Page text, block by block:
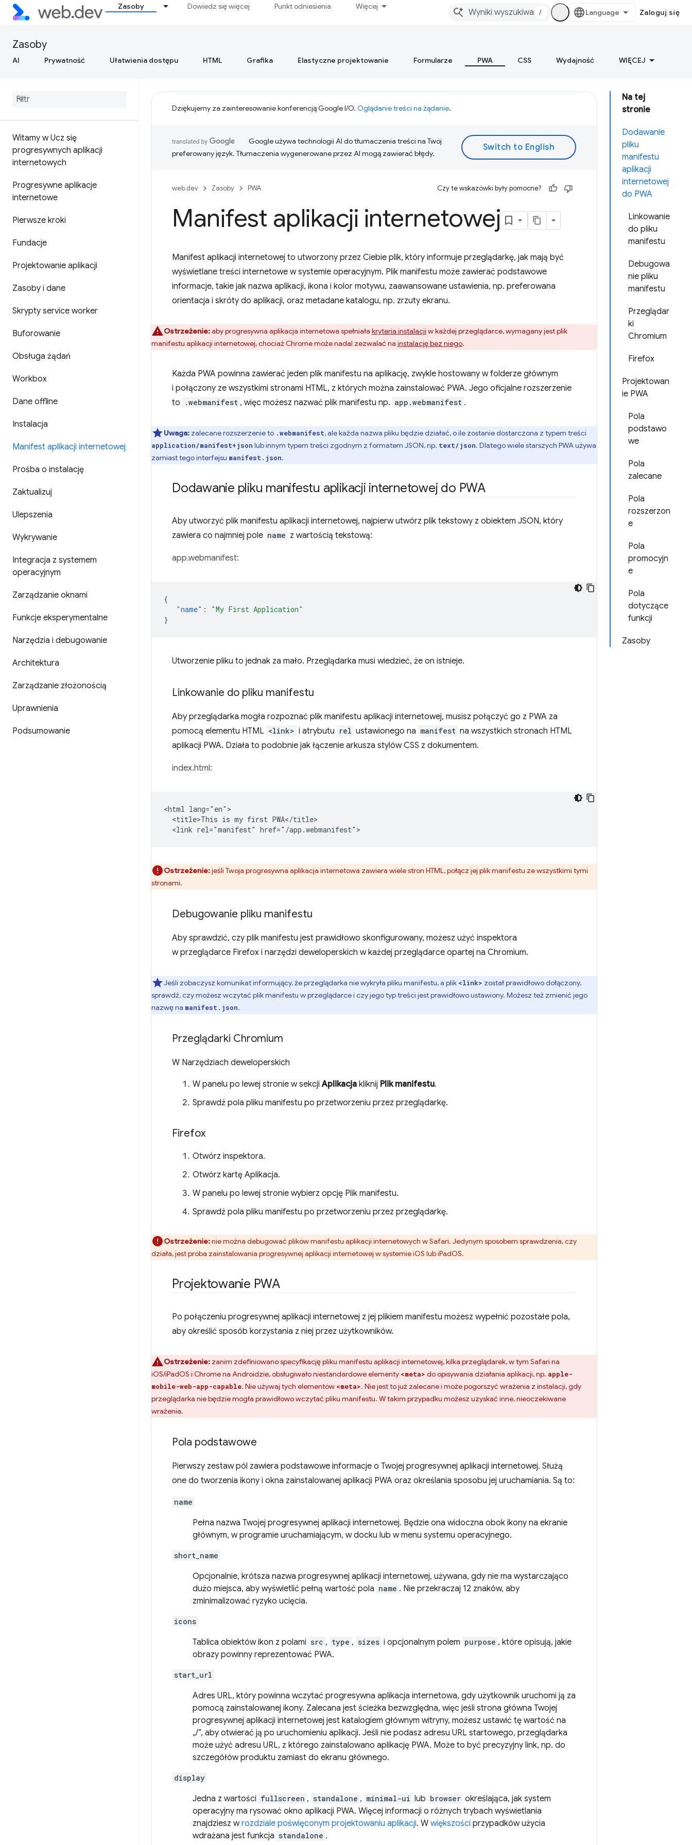
Zasoby Dowiedz się więcej Punkt odniesienia Więcej
/ Zaloguj się
Zasoby
AI Prywatność Ułatwienia dostępu HTML Grafika Elastyczne projektowanie Formularze PWA CSS Wydajność WIĘCEJ
Witamy w Ucz się
progresywnych aplikacji
internetowych
Progresywne aplikacje
internetowe
Pierwsze kroki
Fundacje
Projektowanie aplikacji
Zasoby i dane
Skrypty service worker
Buforowanie
Obsługa żądań
Workbox
Dane offline
Instalacja
Manifest aplikacji internetowej
Prośba o instalację
Zaktualizuj
Ulepszenia
Wykrywanie
Integracja z systemem
operacyjnym
Zarządzanie oknami
Funkcje eksperymentalne
Narzędzia i debugowanie
Architektura
Zarządzanie złożonością
Uprawnienia
Podsumowanie
Na tej
stronie
Dodawanie
pliku
manifestu
aplikacji
internetowej
do PWA
Linkowanie
do pliku
manifestu
Debugowa
nie pliku
manifestu
Przeglądar
ki
Chromium
Firefox
Projektowan
ie PWA
Pola
podstawo
we
Pola
zalecane
Pola
rozszerzon
e
Pola
promocyjn
e
Pola
dotyczące
funkcji
Zasoby
Dziękujemy za zainteresowanie konferencją Google I/O. Oglądanie treści na żądanie.
Google używa technologii AI do tłumaczenia treści na Twój
preferowany język. Tłumaczenia wygenerowane przez AI mogą zawierać błędy.
web.dev Zasoby PWA Czy te wskazówki były pomocne?
Manifest aplikacji internetowej
Manifest aplikacji internetowej to utworzony przez Ciebie plik, który informuje przeglądarkę, jak mają być
wyświetlane treści internetowe w systemie operacyjnym. Plik manifestu może zawierać podstawowe
informacje, takie jak nazwa aplikacji, ikona i kolor motywu, zaawansowane ustawienia, np. preferowana
orientacja i skróty do aplikacji, oraz metadane katalogu, np. zrzuty ekranu.
Ostrzeżenie:aby progresywna aplikacja internetowa spełniała kryteria instalacji w każdej przeglądarce, wymagany jest plik
manifestu aplikacji internetowej, chociaż Chrome może nadal zezwalać na instalację bez niego.
Każda PWA powinna zawierać jeden plik manifestu na aplikację, zwykle hostowany w folderze głównym
i połączony ze wszystkimi stronami HTML, z których można zainstalować PWA. Jego oficjalne rozszerzenie
to
.webmanifest , więc możesz nazwać plik manifestu np. app.webmanifest .
Uwaga: zalecane rozszerzenie to .webmanifest, ale każda nazwa pliku będzie działać, o ile zostanie dostarczona z typem treści
application/manifest+json lub innym typem treści zgodnym z formatem JSON, np. text/json. Dlatego wiele starszych PWA używa
zamiast tego interfejsu manifest.json.
Dodawanie pliku manifestu aplikacji internetowej do PWA
Aby utworzyć plik manifestu aplikacji internetowej, najpierw utwórz plik tekstowy z obiektem JSON, który
zawiera co najmniej pole name z wartością tekstową:
app.webmanifest:
{
"name" :
"My First Application"
}
Utworzenie pliku to jednak za mało. Przeglądarka musi wiedzieć, że on istnieje.
Linkowanie do pliku manifestu
Aby przeglądarka mogła rozpoznać plik manifestu aplikacji internetowej, musisz połączyć go z PWA za
pomocą elementu HTML <link> i atrybutu rel ustawionego na manifest na wszystkich stronach HTML
aplikacji PWA. Działa to podobnie jak łączenie arkusza stylów CSS z dokumentem.
index.html:
<html lang="en">
  <title>This is my first PWA</title>
Ostrzeżenie:jeśli Twoja progresywna aplikacja internetowa zawiera wiele stron HTML, połącz jej plik manifestu ze wszystkimi tymi
stronami.
Debugowanie pliku manifestu
Aby sprawdzić, czy plik manifestu jest prawidłowo skonfigurowany, możesz użyć inspektora
w przeglądarce Firefox i narzędzi deweloperskich w każdej przeglądarce opartej na Chromium.
Jeśli zobaczysz komunikat informujący, że przeglądarka nie wykryła pliku manifestu, a plik <link> został prawidłowo dołączony,
sprawdź, czy możesz wczytać plik manifestu w przeglądarce i czy jego typ treści jest prawidłowo ustawiony. Możesz też zmienić jego
nazwę na manifest.json.
Przeglądarki Chromium
W Narzędziach deweloperskich
W panelu po lewej stronie w sekcjiAplikacja kliknij Plik manifestu.
Sprawdź pola pliku manifestu po przetworzeniu przez przeglądarkę.
Firefox
Otwórz inspektora.
Otwórz kartę Aplikacja.
W panelu po lewej stronie wybierz opcję Plik manifestu.
Sprawdź pola pliku manifestu po przetworzeniu przez przeglądarkę.
Ostrzeżenie:nie można debugować plików manifestu aplikacji internetowych w Safari. Jedynym sposobem sprawdzenia, czy
działa, jest próba zainstalowania progresywnej aplikacji internetowej w systemie iOS lub iPadOS.
Projektowanie PWA
Po połączeniu progresywnej aplikacji internetowej z jej plikiem manifestu możesz wypełnić pozostałe pola,
aby określić sposób korzystania z niej przez użytkowników.
Ostrzeżenie: zanim zdefiniowano specyfikację pliku manifestu aplikacji internetowej, kilka przeglądarek, w tym Safari na
iOS/iPadOS i Chrome na Androidzie, obsługiwało niestandardowe elementy <meta> do opisywania działania aplikacji, np. apple-
mobile-web-app-capable. Nie używaj tych elementów <meta>. Nie jest to już zalecane i może pogorszyć wrażenia z instalacji, gdy
przeglądarka nie będzie mogła prawidłowo wczytać pliku manifestu. W takim przypadku możesz uzyskać inne, nieoczekiwane
wrażenia.
Pola podstawowe
Pierwszy zestaw pól zawiera podstawowe informacje o Twojej progresywnej aplikacji internetowej. Służą
one do tworzenia ikony i okna zainstalowanej aplikacji PWA oraz określania sposobu jej uruchamiania. Są to:
name
Pełna nazwa Twojej progresywnej aplikacji internetowej. Będzie ona widoczna obok ikony na ekranie
głównym, w programie uruchamiającym, w docku lub w menu systemu operacyjnego.
short_name
Opcjonalnie, krótsza nazwa progresywnej aplikacji internetowej, używana, gdy nie ma wystarczająco
dużo miejsca, aby wyświetlić pełną wartość pola name . Nie przekraczaj 12 znaków, aby
zminimalizować ryzyko ucięcia.
icons
Tablica obiektów ikon z polami src , type , sizes i opcjonalnym polem purpose , które opisują, jakie
obrazy powinny reprezentować PWA.
start_url
Adres URL, który powinna wczytać progresywna aplikacja internetowa, gdy użytkownik uruchomi ją za
pomocą zainstalowanej ikony. Zalecana jest ścieżka bezwzględna, więc jeśli strona główna Twojej
progresywnej aplikacji internetowej jest katalogiem głównym witryny, możesz ustawić tę wartość na
„/”, aby otwierać ją po uruchomieniu aplikacji. Jeśli nie podasz adresu URL startowego, przeglądarka
może użyć adresu URL, z którego zainstalowano aplikację PWA. Może to być precyzyjny link, np. do
szczegółów produktu zamiast do ekranu głównego.
display
Jedna z wartości fullscreen , standalone , minimal-ui lub browser określająca, jak system
operacyjny ma rysować okno aplikacji PWA. Więcej informacji o różnych trybach wyświetlania
znajdziesz wrozdziale poświęconym projektowaniu aplikacji. W większości przypadków użycia
wdrażana jest funkcja standalone .